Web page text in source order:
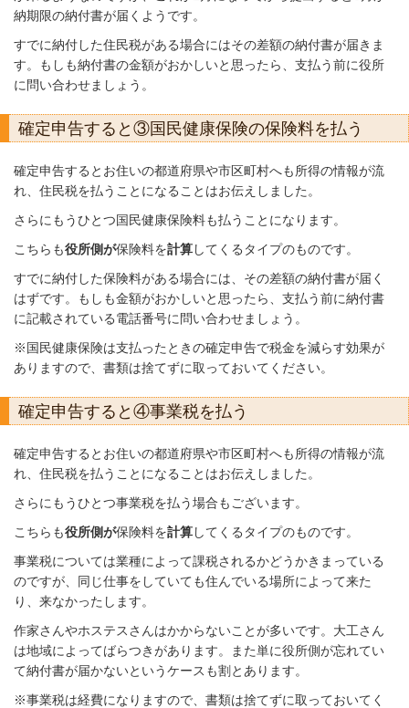
納期限の納付書が届くようです。
すでに納付した住民税がある場合にはその差額の納付書が届きま
す。もしも納付書の金額がおかしいと思ったら、支払う前に役所
に問い合わせましょう。
確定申告すると③国民健康保険の保険料を払う
確定申告するとお住いの都道府県や市区町村へも所得の情報が流
れ、住民税を払うことになることはお伝えしました。
さらにもうひとつ国民健康保険料も払うことになります。
こちらも役所側が保険料を計算してくるタイプのものです。
すでに納付した保険料がある場合には、その差額の納付書が届く
はずです。もしも金額がおかしいと思ったら、支払う前に納付書
に記載されている電話番号に問い合わせましょう。
※国民健康保険は支払ったときの確定申告で税金を減らす効果が
ありますので、書類は捨てずに取っておいてください。
確定申告すると④事業税を払う
確定申告するとお住いの都道府県や市区町村へも所得の情報が流
れ、住民税を払うことになることはお伝えしました。
さらにもうひとつ事業税を払う場合もございます。
こちらも役所側が保険料を計算してくるタイプのものです。
事業税については業種によって課税されるかどうかきまっている
のですが、同じ仕事をしていても住んでいる場所によって来た
り、来なかったします。
作家さんやホステスさんはかからないことが多いです。大工さん
は地域によってばらつきがあります。また単に役所側が忘れてい
て納付書が届かないというケースも割とあります。
※事業税は経費になりますので、書類は捨てずに取っておいてく